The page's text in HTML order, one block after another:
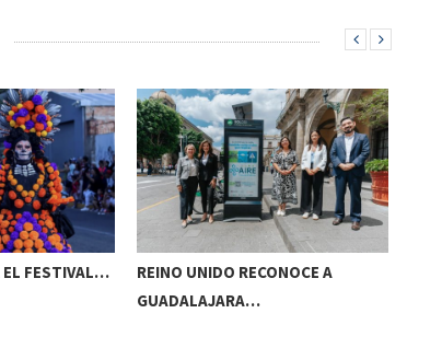
EL FESTIVAL…
REINO UNIDO RECONOCE A
GUADALAJARA…